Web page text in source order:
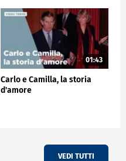
01:43
Carlo e Camilla, la storia
d'amore
VEDI TUTTI